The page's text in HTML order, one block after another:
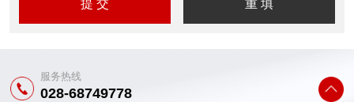
服务热线
028-68749778